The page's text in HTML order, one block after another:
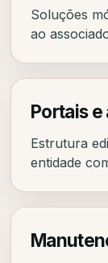
Soluções
ao
Portais
Estrutura
entidade